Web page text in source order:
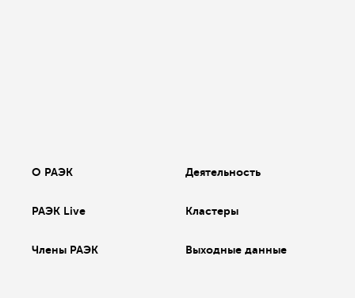
О РАЭК Деятельность
РАЭК Live Кластеры
Члены РАЭК Выходные данные